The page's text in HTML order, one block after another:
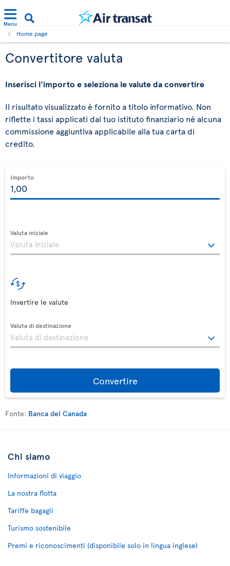
Menu
Home page
Convertitore valuta
Inserisci l'importo e seleziona le valute da convertire
Il risultato visualizzato è fornito a titolo informativo. Non
riflette i tassi applicati dal tuo istituto finanziario né alcuna
commissione aggiuntiva applicabile alla tua carta di
credito.
Importo
Valuta iniziale
Invertire le valute
Valuta di destinazione
Convertire
Fonte: Banca del Canada
Chi siamo
Informazioni di viaggio
La nostra flotta
Tariffe bagagli
Turismo sostenibile
Premi e riconoscimenti (disponibile solo in lingua inglese)